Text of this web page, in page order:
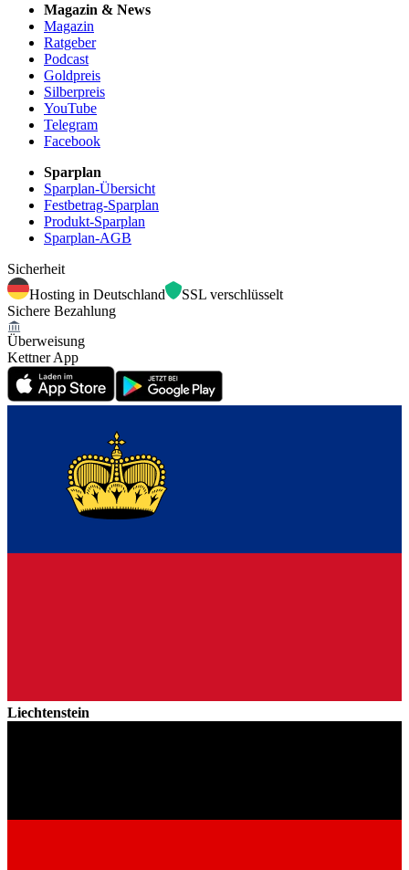
Magazin & News
Magazin
Ratgeber
Podcast
Goldpreis
Silberpreis
YouTube
Telegram
Facebook
Sparplan
Sparplan-Übersicht
Festbetrag-Sparplan
Produkt-Sparplan
Sparplan-AGB
Sicherheit
Hosting in Deutschland
SSL verschlüsselt
Sichere Bezahlung
Überweisung
Kettner App
Liechtenstein